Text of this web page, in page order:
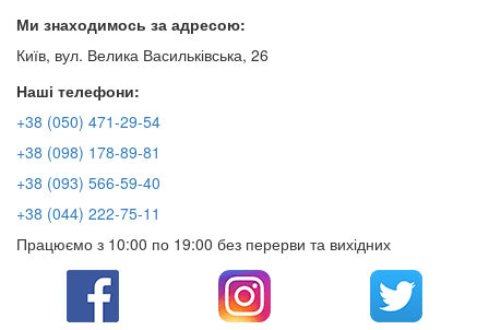
Ми знаходимось за адресою:
Київ, вул. Велика Васильківська, 26
Наші телефони:
+38 (050) 471-29-54
+38 (098) 178-89-81
+38 (093) 566-59-40
+38 (044) 222-75-11
Працюємо з 10:00 по 19:00 без перерви та вихідних